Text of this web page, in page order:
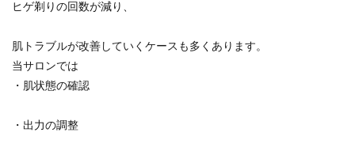
ヒゲ剃りの回数が減り、
肌トラブルが改善していくケースも多くあります。
当サロンでは
・肌状態の確認
・出力の調整